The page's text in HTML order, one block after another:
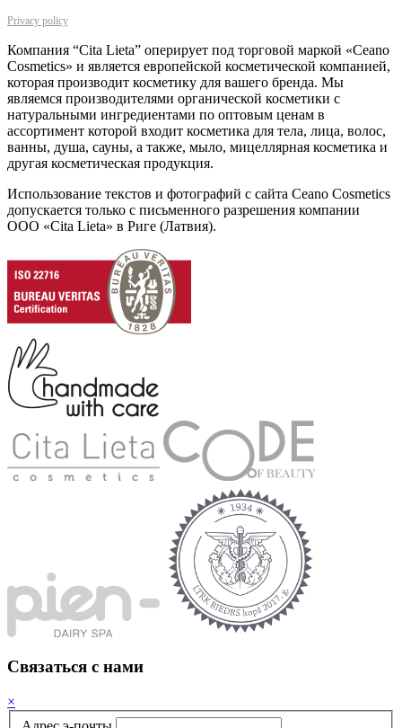
Privacy policy
Компания “Cita Lieta” оперирует под торговой маркой «Ceano
Cosmetics» и является европейской косметической компанией,
которая производит косметику для вашего бренда. Мы
являемся производителями органической косметики с
натуральными ингредиентами по оптовым ценам в
ассортимент которой входит косметика для тела, лица, волос,
ванны, душа, сауны, а также, мыло, мицеллярная косметика и
другая косметическая продукция.
Использование текстов и фотографий с сайта Ceano Cosmetics
допускается только с письменного разрешения компании
ООО «Cita Lieta» в Риге (Латвия).
Cвязаться с нами
×